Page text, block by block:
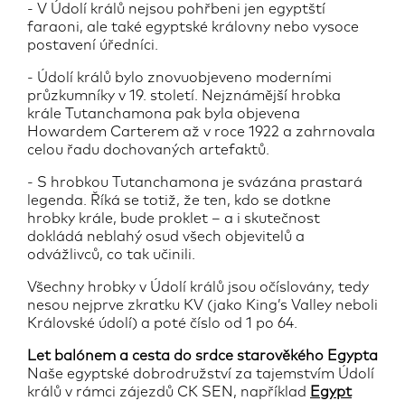
- V Údolí králů nejsou pohřbeni jen egyptští
faraoni, ale také egyptské královny nebo vysoce
postavení úředníci.
- Údolí králů bylo znovuobjeveno moderními
průzkumníky v 19. století. Nejznámější hrobka
krále Tutanchamona pak byla objevena
Howardem Carterem až v roce 1922 a zahrnovala
celou řadu dochovaných artefaktů.
- S hrobkou Tutanchamona je svázána prastará
legenda. Říká se totiž, že ten, kdo se dotkne
hrobky krále, bude proklet – a i skutečnost
dokládá neblahý osud všech objevitelů a
odvážlivců, co tak učinili.
Všechny hrobky v Údolí králů jsou očíslovány, tedy
nesou nejprve zkratku KV (jako King’s Valley neboli
Královské údolí) a poté číslo od 1 po 64.
Let balónem a cesta do srdce starověkého Egypta
Naše egyptské dobrodružství za tajemstvím Údolí
králů v rámci zájezdů CK SEN, například Egypt